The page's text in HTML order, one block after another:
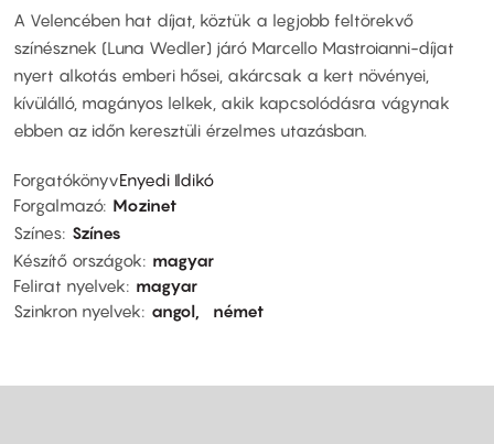
A Velencében hat díjat, köztük a legjobb feltörekvő
színésznek (Luna Wedler) járó Marcello Mastroianni-díjat
nyert alkotás emberi hősei, akárcsak a kert növényei,
kívülálló, magányos lelkek, akik kapcsolódásra vágynak
ebben az időn keresztüli érzelmes utazásban.
ForgatókönyvEnyedi Ildikó
Forgalmazó Mozinet
Színes Színes
Készítő országok
magyar
Felirat nyelvek
magyar
Szinkron nyelvek
angol német